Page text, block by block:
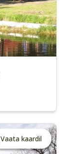
Vaata kaardil